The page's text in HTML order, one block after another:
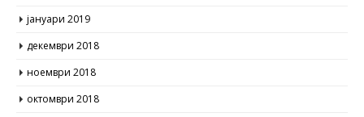
јануари 2019
декември 2018
ноември 2018
октомври 2018